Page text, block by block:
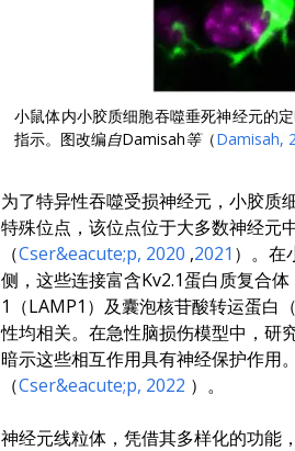
小鼠体内小胶质细胞吞噬垂死神经元的
指示。图改编自Damisah等（Damisah,
为了特异性吞噬受损神经元，小胶质
特殊位点，该位点位于大多数神经元
（Cser&eacute;p, 2020 ,2021 ）。在
侧，这些连接富含Kv2.1蛋白质复合
1（LAMP1）及囊泡核苷酸转运蛋白
性均相关。在急性脑损伤模型中，研
暗示这些相互作用具有神经保护作用
（Cser&eacute;p, 2022 ）。
神经元线粒体，凭借其多样化的功能